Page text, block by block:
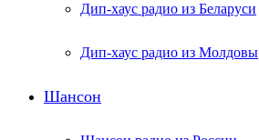
Дип-хаус радио из Беларуси
Дип-хаус радио из Молдовы
Шансон